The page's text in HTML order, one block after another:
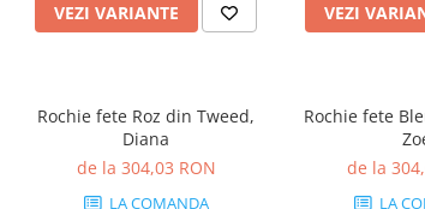
VEZI VARIANTE VEZI
Rochie fete Roz din Tweed,
Diana
de la 304,03 RON
LA COMANDA
Rochie fete
de la
LA